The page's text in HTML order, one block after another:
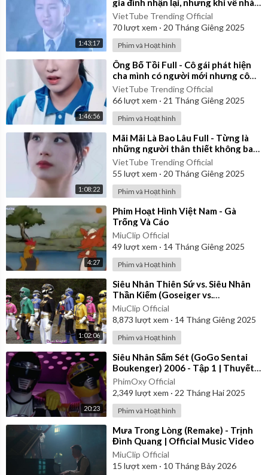
1:43:17
gia đình nhận lại, nhưng khi về nhà
thì bị đối xử tệ bạc
VietTube Trending Official
70lượt xem · 20 Tháng Giêng 2025
Phim và Hoạt hình
1:46:56
⁣Ông Bố Tồi Full - Cô gái phát hiện
cha mình có người mới nhưng cô
không nói cho mẹ mình
VietTube Trending Official
66lượt xem · 21 Tháng Giêng 2025
Phim và Hoạt hình
1:08:22
⁣Mãi Mãi Là Bao Lâu Full - Từng là
những người thân thiết không bao
giờ rời xa ai ngờ tất cả đều có
VietTube Trending Official
55 lượt xem · 20 Tháng Giêng 2025
Phim và Hoạt hình
4:27
⁣Phim Hoạt Hình Việt Nam - Gà
Trống Và Cáo
MiuClip Official
49 lượt xem · 14 Tháng Giêng 2025
Phim và Hoạt hình
1:02:06
⁣Siêu Nhân Thiên Sứ vs. Siêu Nhân
Thần Kiếm (Goseiger vs.
Shinkenger) | Vietsub
MiuClip Official
8,873 lượt xem · 14 Tháng Giêng 2025
Phim và Hoạt hình
20:23
⁣Siêu Nhân Sấm Sét (GoGo Sentai
Boukenger) 2006 - Tập 1 | Thuyết
Minh
PhimOxy Official
2,349 lượt xem · 22 Tháng Hai 2025
Phim và Hoạt hình
⁣Mưa Trong Lòng (Remake) - Trịnh
Đình Quang | Official Music Video
MiuClip Official
15 lượt xem · 10 Tháng Bảy 2026